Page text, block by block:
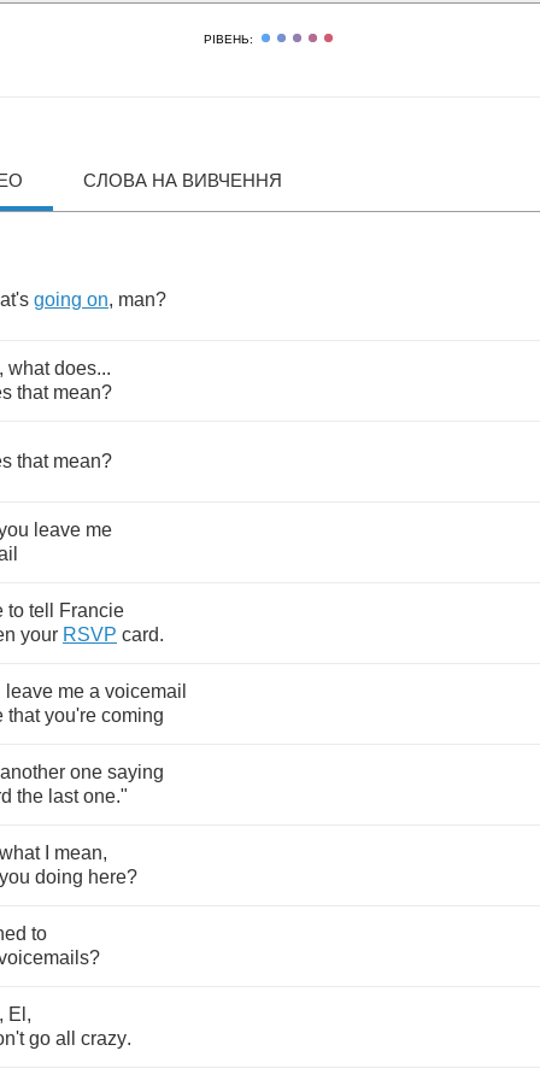
РІВЕНЬ:
СЛОВА НА ВИВЧЕННЯ
going on, man?
, what does...
that mean?
that mean?
leave me
to tell
Francie
your RSVP card.
leave me a voicemail
that you're coming
another one saying
the last one."
what mean,
you doing here?
to
?
, El ,
go all crazy.